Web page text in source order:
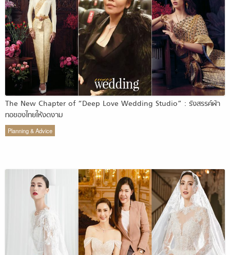
The New Chapter of “Deep Love Wedding Studio” : รังสรรค์ผ้า
ทอของไทยให้งดงาม
Planning & Advice